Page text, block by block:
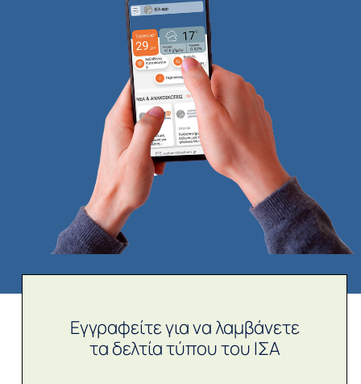
Εγγραφείτε για να λαμβάνετε
τα δελτία τύπου του ΙΣΑ